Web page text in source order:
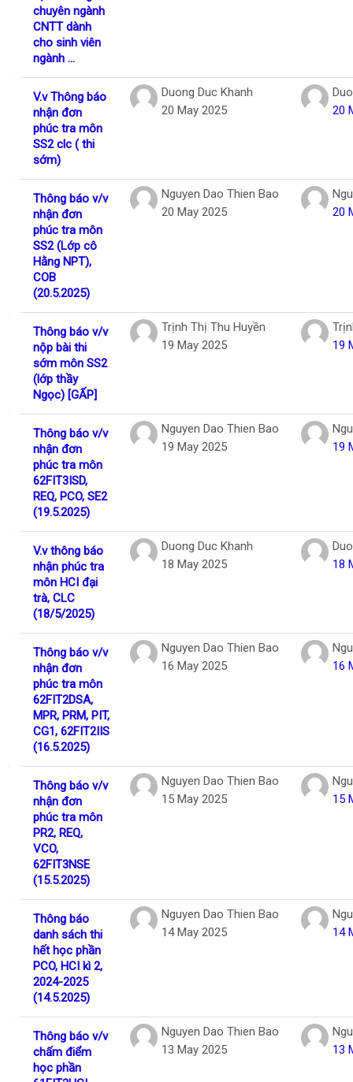
chuyên ngành
CNTT dành
cho sinh viên
ngành ...
V.v Thông báo
nhận đơn
phúc tra môn
SS2 clc ( thi
sớm)
Duong Duc Khanh
20 May 2025
20
Thông báo v/v
nhận đơn
phúc tra môn
SS2 (Lớp cô
Hằng NPT),
COB
(20.5.2025)
Nguyen Dao Thien Bao
20 May 2025
20
Thông báo v/v
nộp bài thi
sớm môn SS2
(lớp thầy
Ngọc) [GẤP]
Trịnh Thị Thu Huyền
19 May 2025
19
Thông báo v/v
nhận đơn
phúc tra môn
62FIT3ISD,
REQ, PCO, SE2
(19.5.2025)
Nguyen Dao Thien Bao
19 May 2025
19
V.v thông báo
nhận phúc tra
môn HCI đại
trà, CLC
(18/5/2025)
Duong Duc Khanh
18 May 2025
18
Thông báo v/v
nhận đơn
phúc tra môn
62FIT2DSA,
MPR, PRM, PIT,
CG1, 62FIT2IIS
(16.5.2025)
Nguyen Dao Thien Bao
16 May 2025
16
Thông báo v/v
nhận đơn
phúc tra môn
PR2, REQ,
VCO,
62FIT3NSE
(15.5.2025)
Nguyen Dao Thien Bao
15 May 2025
15
Thông báo
danh sách thi
hết học phần
PCO, HCI kì 2,
2024-2025
(14.5.2025)
Nguyen Dao Thien Bao
14 May 2025
14
Thông báo v/v
chấm điểm
học phần
Nguyen Dao Thien Bao
13 May 2025
13